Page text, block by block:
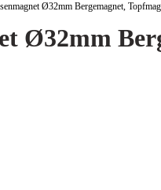
Ø32mm Bergemagnet,
Ø32mm